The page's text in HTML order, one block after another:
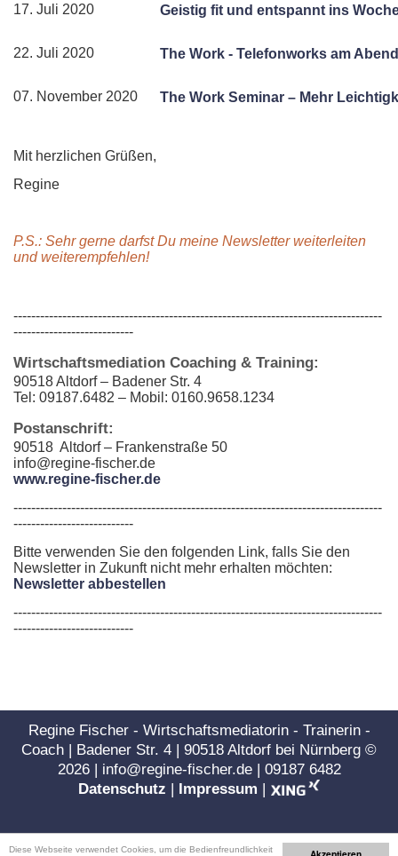
Diese Webseite verwendet Cookies, um die Bedienfreundlichkeit
17. Juli 2020 Geistig fit und entspannt ins
22. Juli 2020 The Work - Telefonworks am Abend
07. November 2020 The Work Seminar – Mehr
Mit herzlichen Grüßen,
Regine
P.S.: Sehr gerne darfst Du meine Newsletter weiterleiten
und weiterempfehlen!
-----------------------------------------------------------------------------------
---------------------------
Wirtschaftsmediation Coaching & Training:
90518 Altdorf – Badener Str. 4
Tel: 09187.6482 – Mobil: 0160.9658.1234
Postanschrift:
90518 Altdorf – Frankenstraße 50
info@regine-fischer.de
www.regine-fischer.de
-----------------------------------------------------------------------------------
---------------------------
Bitte verwenden Sie den folgenden Link, falls Sie den
Newsletter in Zukunft nicht mehr erhalten möchten:
Newsletter abbestellen
-----------------------------------------------------------------------------------
---------------------------
Regine Fischer - Wirtschaftsmediatorin - Trainerin -
Coach | Badener Str. 4 | 90518 Altdorf bei Nürnberg ©
2026| info@regine-fischer.de | 09187 6482
Datenschutz | Impressum |